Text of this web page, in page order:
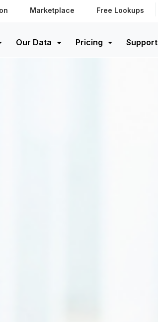
Marketplace Free Lookups
Our Data Pricing Support